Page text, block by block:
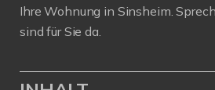
Ihre Wohnung in Sinsheim.
sind für Sie da.